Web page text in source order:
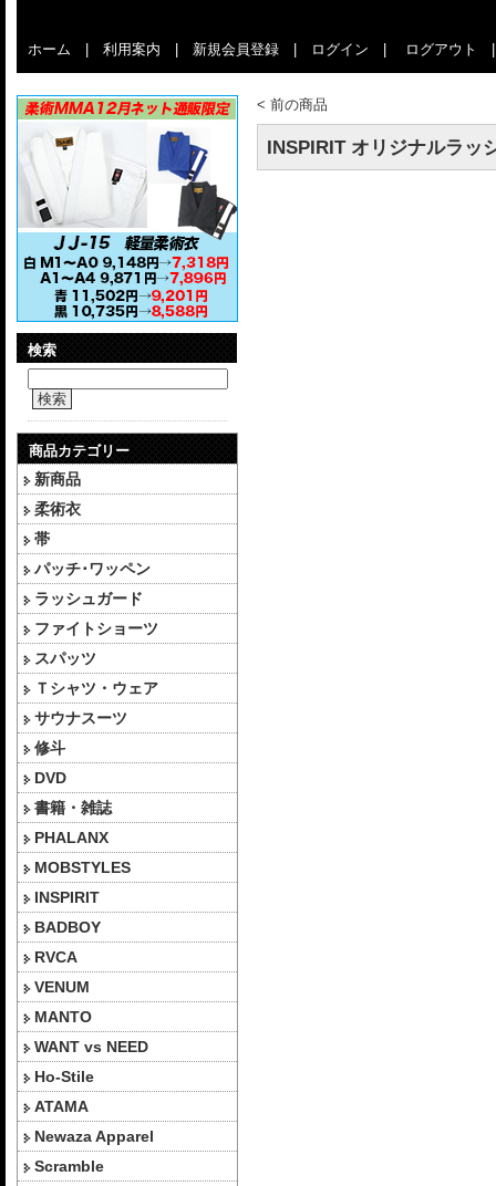
ホーム 利用案内 新規会員登録 ログイン ログアウト
検索
検索
商品カテゴリー
新商品
柔術衣
帯
パッチ･ワッペン
ラッシュガード
ファイトショーツ
スパッツ
Ｔシャツ・ウェア
サウナスーツ
修斗
DVD
書籍・雑誌
PHALANX
MOBSTYLES
INSPIRIT
BADBOY
RVCA
VENUM
MANTO
WANT vs NEED
Ho-Stile
ATAMA
Newaza Apparel
Scramble
< 前の商品
INSPIRIT オリジナルラッ